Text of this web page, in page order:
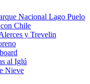
Nacional Lago Puelo
Chile
y Trevelin
al Iglú
Nieve